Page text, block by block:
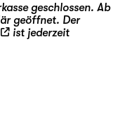
geschlossen. Ab
geöffnet. Der
ist jederzeit